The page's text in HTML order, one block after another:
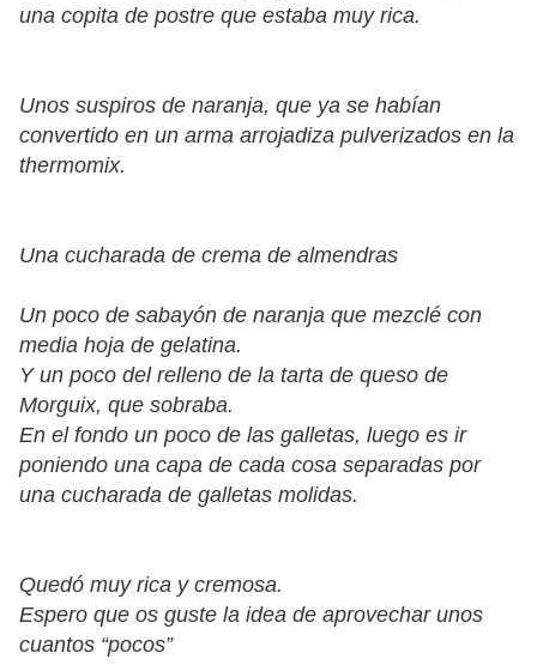
una copita de postre que estaba muy rica.
Unos suspiros de naranja, que ya se habían
convertido en un arma arrojadiza pulverizados en la
thermomix.
Una cucharada de crema de almendras
Un poco de sabayón de naranja que mezclé con
media hoja de gelatina.
Y un poco del relleno de la tarta de queso de
Morguix, que sobraba.
En el fondo un poco de las galletas, luego es ir
poniendo una capa de cada cosa separadas por
una cucharada de galletas molidas.
Quedó muy rica y cremosa.
Espero que os guste la idea de aprovechar unos
cuantos “pocos”